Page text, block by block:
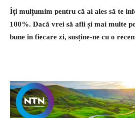
Îți mulțumim pentru că ai ales să te
100%. Dacă vrei să afli și mai multe
bune în fiecare zi, susține-ne cu o